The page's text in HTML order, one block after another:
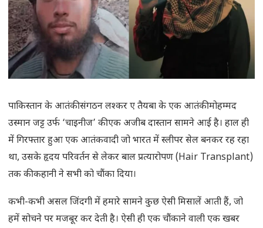
पाकिस्तान के आतंकी संगठन लश्कर ए तैयबा के एक आतंकी मोहम्मद
उस्मान जट्ट उर्फ ‘चाइनीज’ की एक अजीब दास्तान सामने आई है। हाल ही
में गिरफ्तार हुआ एक आतंकवादी जो भारत में स्लीपर सेल बनकर रह रहा
था, उसके हृदय परिवर्तन से लेकर बाल प्रत्यारोपण (Hair Transplant)
तक की कहानी ने सभी को चौंका दिया।
कभी-कभी असल जिंदगी में हमारे सामने कुछ ऐसी मिसालें आती हैं, जो
हमें सोचने पर मजबूर कर देती है। ऐसी ही एक चौंकाने वाली एक खबर